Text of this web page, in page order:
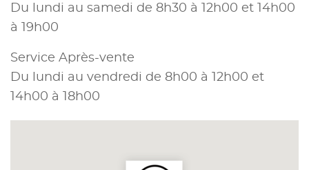
Du lundi au samedi de 8h30 à 12h00 et 14h00
à 19h00
Service Après-vente
Du lundi au vendredi de 8h00 à 12h00 et
14h00 à 18h00